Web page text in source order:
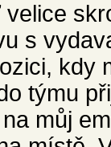
s
kdy
týmu
můj